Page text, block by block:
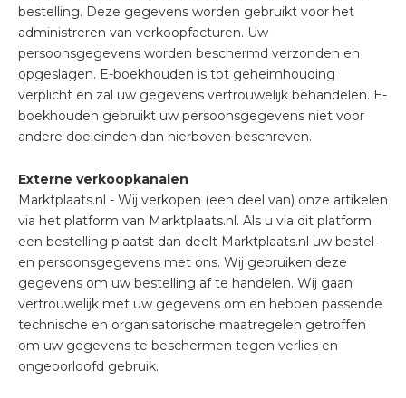
bestelling. Deze gegevens worden gebruikt voor het
administreren van verkoopfacturen. Uw
persoonsgegevens worden beschermd verzonden en
opgeslagen. E-boekhouden is tot geheimhouding
verplicht en zal uw gegevens vertrouwelijk behandelen. E-
boekhouden gebruikt uw persoonsgegevens niet voor
andere doeleinden dan hierboven beschreven.
Externe verkoopkanalen
Marktplaats.nl - Wij verkopen (een deel van) onze artikelen
via het platform van Marktplaats.nl. Als u via dit platform
een bestelling plaatst dan deelt Marktplaats.nl uw bestel-
en persoonsgegevens met ons. Wij gebruiken deze
gegevens om uw bestelling af te handelen. Wij gaan
vertrouwelijk met uw gegevens om en hebben passende
technische en organisatorische maatregelen getroffen
om uw gegevens te beschermen tegen verlies en
ongeoorloofd gebruik.